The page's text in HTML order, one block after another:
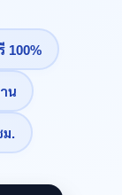
100%
น
.